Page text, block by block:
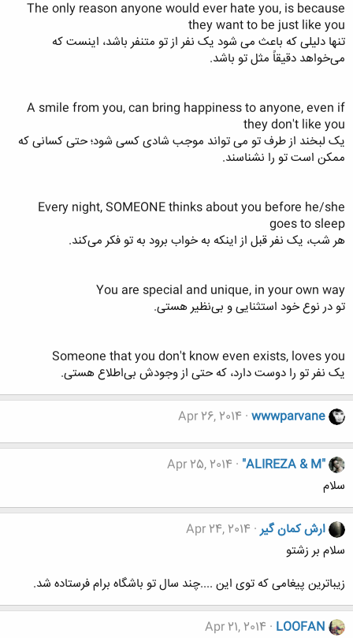
The only reason anyone would ever hate you, is because
they want to be just like you
تنها دلیلی که باعث می شود یک نفر از تو متنفر باشد، اینست که
می‌خواهد دقیقاً مثل تو باشد.
A smile from you, can bring happiness to anyone, even if
they don't like you
یک لبخند از طرف تو می تواند موجب شادی کسی شود؛ حتی کسانی که
ممکن است تو را نشناسند.
Every night, SOMEONE thinks about you before he/she
goes to sleep
هر شب، یک نفر قبل از اینکه به خواب برود به تو فکر می‌کند.
You are special and unique, in your own way
تو در نوع خود استثنایی و بی‌نظیر هستی.
Someone that you don't know even exists, loves you
یک نفر تو را دوست دارد، که حتی از وجودش بی‌اطلاع هستی.
wwwparvane
Apr 26, 2014
"ALIREZA & M"
Apr 25, 2014
سلام
ارش کمان گیر Apr 24, 2014
سلام بر زشتو
زیباترین پیغامی که توی این ....چند سال تو باشگاه برام فرستاده شد.
LOOFAN
Apr 21, 2014